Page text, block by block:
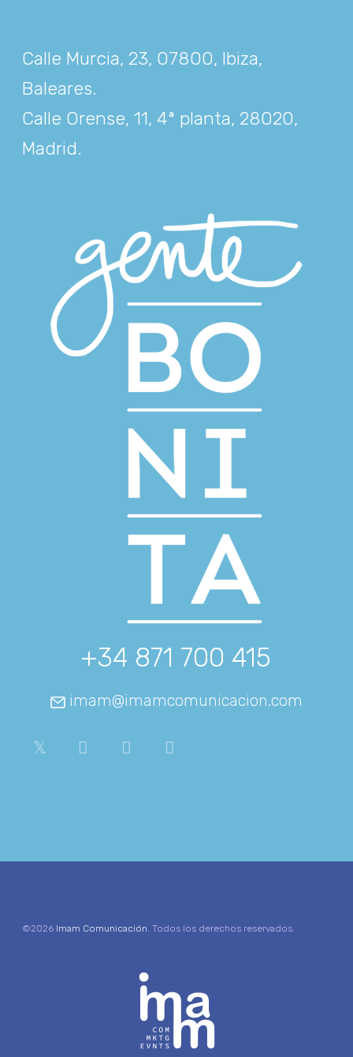
Calle Murcia, 23, 07800, Ibiza,
Baleares.
Calle Orense, 11, 4ª planta, 28020,
Madrid.
+34 871 700 415
imam@imamcomunicacion.com
©2026 Imam Comunicación . Todos los derechos reservados.